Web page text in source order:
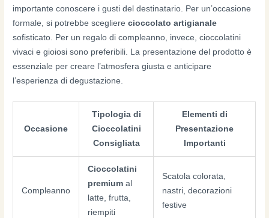
importante conoscere i gusti del destinatario. Per un’occasione
formale, si potrebbe sceglierecioccolato artigianale
sofisticato. Per un regalo di compleanno, invece, cioccolatini
vivaci e gioiosi sono preferibili. La presentazione del prodotto è
essenziale per creare l’atmosfera giusta e anticipare
l’esperienza di degustazione.
Occasione
Tipologia di
Cioccolatini
Consigliata
Elementi di
Presentazione
Importanti
Compleanno
Cioccolatini
premiumal
latte, frutta,
riempiti
Scatola colorata,
nastri, decorazioni
festive